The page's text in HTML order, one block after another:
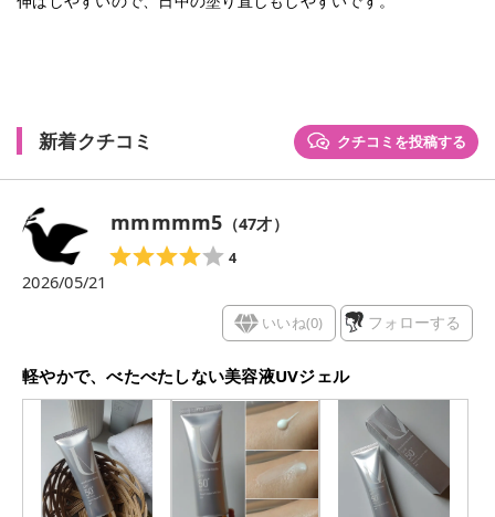
新着クチコミ クチコミを投稿する
mmmmm5 （47才）
4
2026/05/21
いいね(0) フォローする
軽やかで、べたべたしない美容液UVジェル